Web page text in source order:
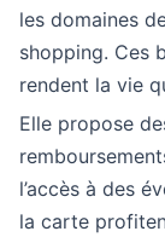
les domaines
shopping. Ces
rendent la vie
Elle propose
l’accès à des
la carte